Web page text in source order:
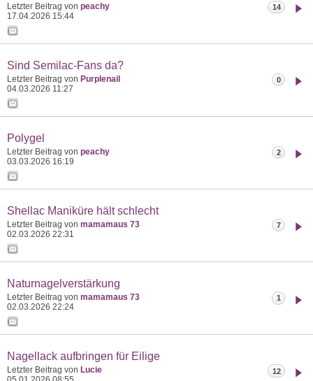
Letzter Beitrag von peachy
17.04.2026 15:44
14
Sind Semilac-Fans da?
Letzter Beitrag von Purplenail
04.03.2026 11:27
0
Polygel
Letzter Beitrag von peachy
03.03.2026 16:19
2
Shellac Maniküre hält schlecht
Letzter Beitrag von mamamaus 73
02.03.2026 22:31
7
Naturnagelverstärkung
Letzter Beitrag von mamamaus 73
02.03.2026 22:24
1
Nagellack aufbringen für Eilige
Letzter Beitrag von Lucie
12